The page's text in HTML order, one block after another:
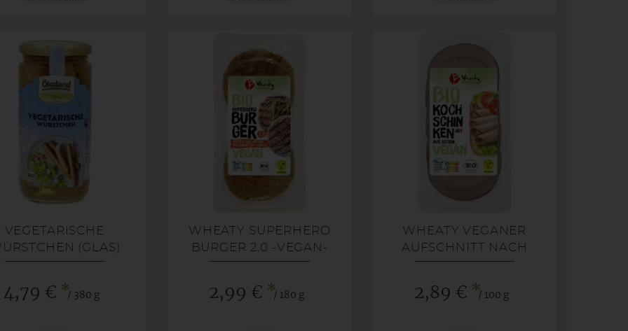
VEGETARISCHE
(GLAS)
4,79 € */ 380 g
WHEATY SUPERHERO
BURGER 2.0 -VEGAN-
2,99 € */ 180 g
WHEATY VEGANER
AUFSCHNITT NACH
KOCHSCHINKEN ART
2,89 € */ 100 g